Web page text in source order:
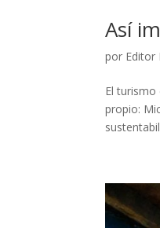
Así
por Editor
El
propio: